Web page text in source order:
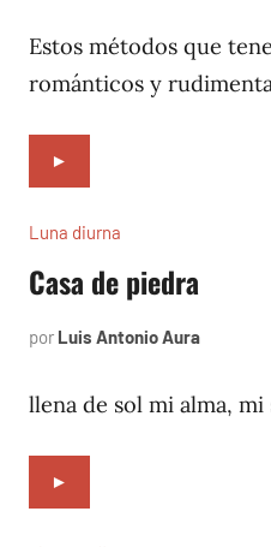
2002
Estos métodos que
románticos y
►
Luna diurna
Casa de piedra
por Luis Antonio Aura
2002
llena de sol mi alma,
►